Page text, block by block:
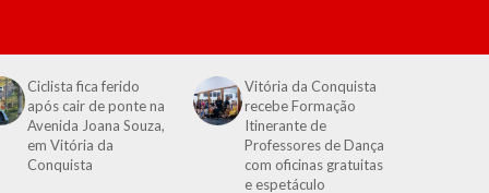
Ciclista fica ferido
após cair de ponte na
Avenida Joana Souza,
em Vitória da
Conquista
Vitória da Conquista
recebe Formação
Itinerante de
Professores de Dança
com oficinas gratuitas
e espetáculo